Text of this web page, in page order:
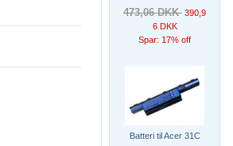
473,06 DKK 390,9
6 DKK
Spar: 17% off
Batteri til Acer 31C